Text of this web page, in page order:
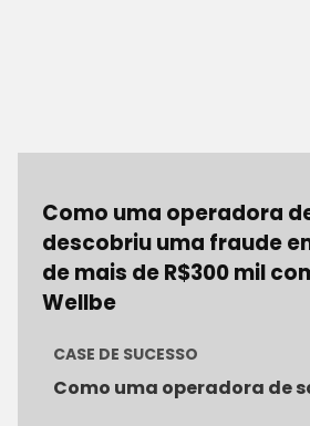
Como uma operadora
descobriu uma fraude
de mais de R$300 mil
Wellbe
CASE DE SUCESSO
Como uma operadora de